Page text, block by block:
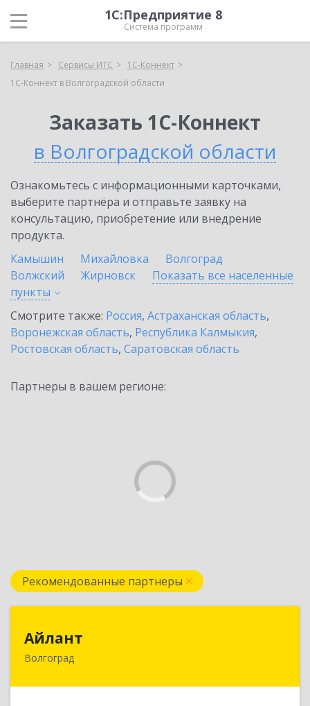
1С:Предприятие 8
Система программ
Главная Сервисы ИТС
1С-Коннект
1С-Коннект в Волгоградской области
Заказать 1С-Коннект
в Волгоградской области
Ознакомьтесь с информационными карточками,
выберите партнёра и отправьте заявку на
консультацию, приобретение или внедрение
продукта.
Камышин
Михайловка
Волгоград
Волжский
Жирновск
Показать все населенные
пункты
Смотрите также: Россия, Астраханская область,
Воронежская область, Республика Калмыкия,
Ростовская область, Саратовская область
Партнеры в вашем регионе:
Рекомендованные партнеры
Айлант
Волгоград400001, Волгоградская обл, Волгоград г, им